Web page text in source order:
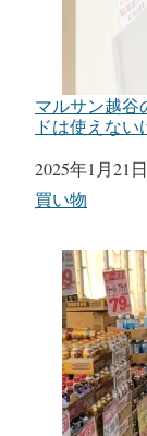
マルサン越谷
ドは使えない
日付
2025年1月21日
関連理由
買い物